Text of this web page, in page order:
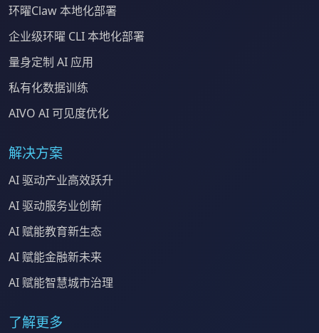
环曜Claw 本地化部署
企业级环曜 CLI 本地化部署
量身定制 AI 应用
私有化数据训练
AIVO AI 可见度优化
解决方案
AI 驱动产业高效跃升
AI 驱动服务业创新
AI 赋能教育新生态
AI 赋能金融新未来
AI 赋能智慧城市治理
了解更多